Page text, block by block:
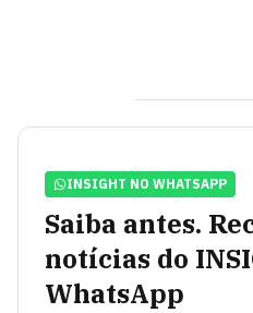
INSIGHT NO WHATSAPP
Saiba antes.
notícias do
WhatsApp